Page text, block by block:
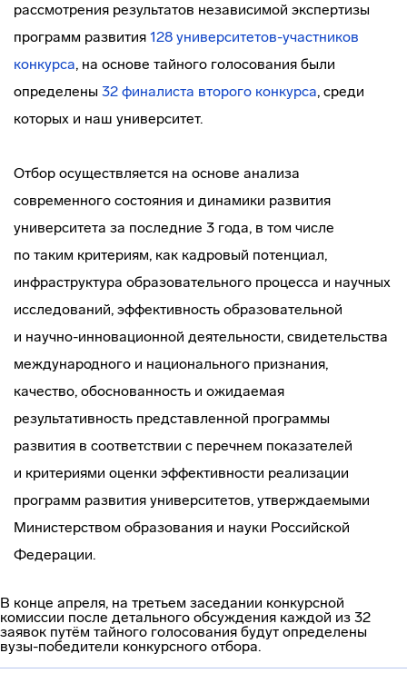
рассмотрения результатов независимой экспертизы
программ развития 128 университетов-участников
конкурса, на основе тайного голосования были
определены 32 финалиста второго конкурса, среди
которых и наш университет.
Отбор осуществляется на основе анализа
современного состояния и динамики развития
университета за последние 3 года, в том числе
по таким критериям, как кадровый потенциал,
инфраструктура образовательного процесса и научных
исследований, эффективность образовательной
и научно-инновационной деятельности, свидетельства
международного и национального признания,
качество, обоснованность и ожидаемая
результативность представленной программы
развития в соответствии с перечнем показателей
и критериями оценки эффективности реализации
программ развития университетов, утверждаемыми
Министерством образования и науки Российской
Федерации.
В конце апреля, на третьем заседании конкурсной
комиссии после детального обсуждения каждой из 32
заявок путём тайного голосования будут определены
вузы-победители конкурсного отбора.